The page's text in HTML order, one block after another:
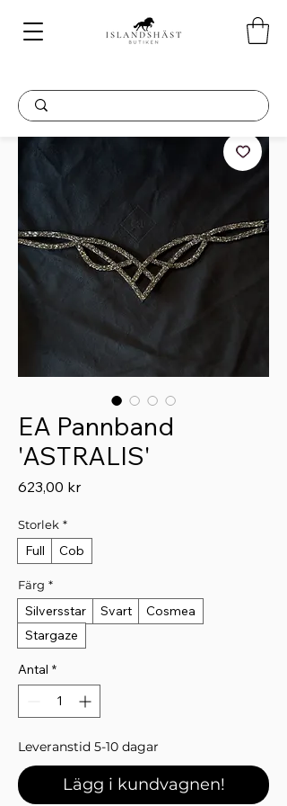
EA Pannband
'ASTRALIS'
623,00 krPris
Storlek *
Full Cob
Färg *
Silversstar Svart
Cosmea
Stargaze
Antal *
Leveranstid 5-10 dagar
Lägg i kundvagnen!